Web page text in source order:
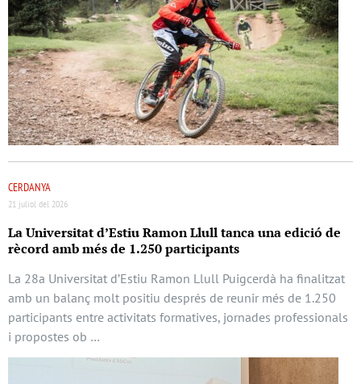
CERDANYA
21 juliol del 2026
La Universitat d’Estiu Ramon Llull tanca una edició de
rècord amb més de 1.250 participants
La 28a Universitat d’Estiu Ramon Llull Puigcerdà ha finalitzat
amb un balanç molt positiu després de reunir més de 1.250
participants entre activitats formatives, jornades professionals
i propostes ob …